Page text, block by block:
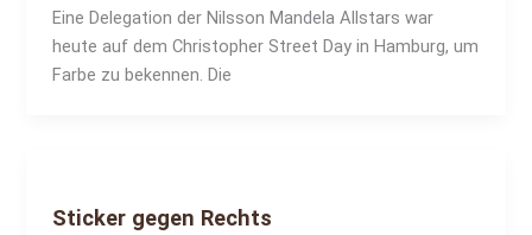
Eine Delegation der Nilsson Mandela Allstars war
heute auf dem Christopher Street Day in Hamburg, um
Farbe zu bekennen. Die
Sticker gegen Rechts